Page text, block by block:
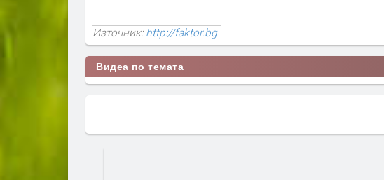
Източник:http://faktor.bg
Видеа по темата